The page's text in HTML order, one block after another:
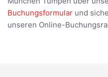
Buchungsformular und
unseren Online-